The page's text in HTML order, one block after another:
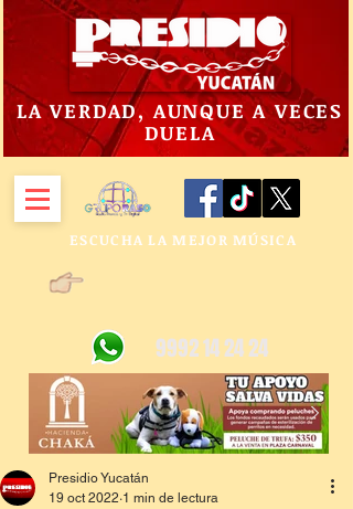
LA VERDAD, AUNQUE A VECES
DUELA
ESCUCHA LA MEJOR MÚSICA
9992 14 24 24
Presidio Yucatán
19 oct 2022 1 min de lectura